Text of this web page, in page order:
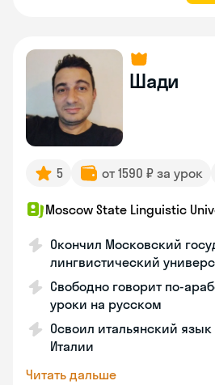
Шади
5 от 1590 ₽ за урок
Moscow State Linguistic
Окончил Московский
лингвистический
Свободно говорит по-
уроки на русском
Освоил итальянский
Италии
Читать дальше